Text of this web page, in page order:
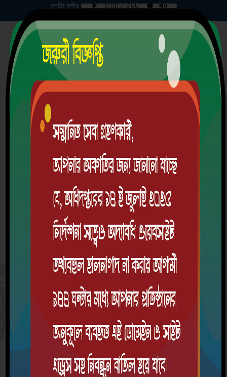
জাতীয় সঙ্গীত
চরমুগরিয়া মার্চেন্টস্ উচ্চ বিদ্যালয়
গ্রাম/রাস্তা: চরমুগরিয়া, ডাকঘর: চরমুগরিয়া-7901, উপজেলা: মাদারীপুর সদর, জেলা:
মাদারীপুর, বিভাগ: ঢাকা
স্থাপিতঃ ১৯৩১ খ্রিঃ
EIIN: 110731 | MPO Code: 3502011302
ডাউনলোড অ্যাপ লগইন অ্যালামনাই
সিলেবাস